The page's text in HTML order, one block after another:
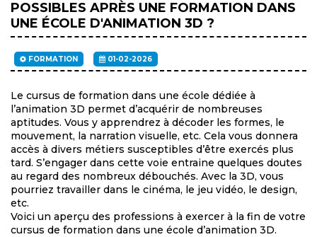
POSSIBLES APRÈS UNE FORMATION DANS
UNE ÉCOLE D'ANIMATION 3D ?
FORMATION 01-02-2026
Le cursus de formation dans une école dédiée à
l’animation 3D permet d’acquérir de nombreuses
aptitudes. Vous y apprendrez à décoder les formes, le
mouvement, la narration visuelle, etc. Cela vous donnera
accès à divers métiers susceptibles d’être exercés plus
tard. S’engager dans cette voie entraine quelques doutes
au regard des nombreux débouchés. Avec la 3D, vous
pourriez travailler dans le cinéma, le jeu vidéo, le design,
etc.
Voici un aperçu des professions à exercer à la fin de votre
cursus de formation dans une école d’animation 3D.